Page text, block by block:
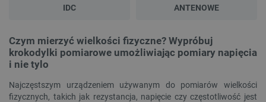
IDC ANTENOWE
Czym mierzyć wielkości fizyczne? Wypróbuj
krokodylki pomiarowe umożliwiając pomiary napięcia
i nie tylo
Najczęstszym urządzeniem używanym do pomiarów wielkości
fizycznych, takich jak rezystancja, napięcie czy częstotliwość jest